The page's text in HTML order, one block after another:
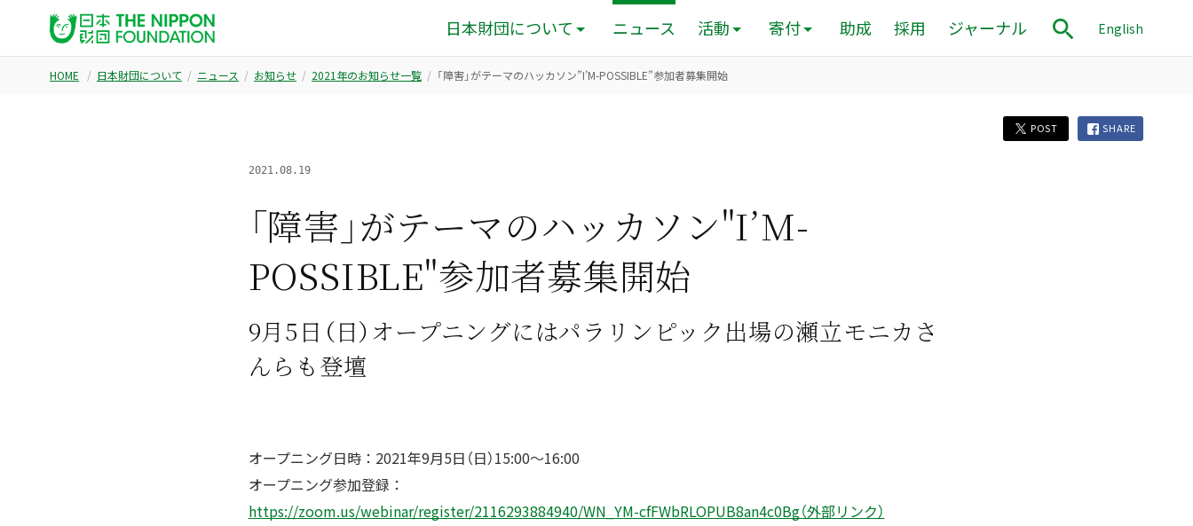
日本財団について ニュース 活動 寄付 助成 採用 ジャーナル English
HOME 日本財団について ニュース お知らせ 2021年のお知らせ一覧 「障害」がテーマのハッカソン”I’M-POSSIBLE”参加者募集開始
POST SHARE
2021.08.19
「障害」がテーマのハッカソン"I’M-
POSSIBLE"参加者募集開始
9月5日（日）オープニングにはパラリンピック出場の瀬立モニカさ
んらも登壇
オープニング日時：2021年9月5日（日）15:00～16:00
オープニング参加登録：
https://zoom.us/webinar/register/2116293884940/WN_YM-cfFWbRLOPUB8an4c0Bg（外部リンク）